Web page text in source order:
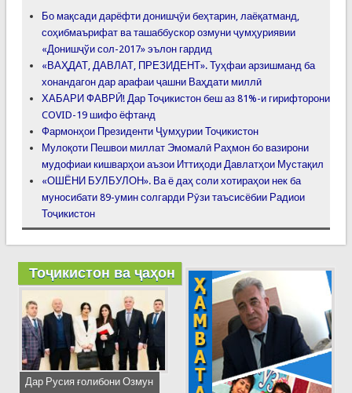
Бо мақсади дарёфти донишҷӯи беҳтарин, лаёқатманд,
соҳибмаърифат ва ташаббускор озмуни ҷумҳуриявии
«Донишҷўи сол-2017» эълон гардид
«ВАҲДАТ, ДАВЛАТ, ПРЕЗИДЕНТ». Туҳфаи арзишманд ба
хонандагон дар арафаи ҷашни Ваҳдати миллӣ
ХАБАРИ ФАВРӢ! Дар Тоҷикистон беш аз 81%-и гирифторони
COVID-19 шифо ёфтанд
Фармонҳои Президенти Ҷумҳурии Тоҷикистон
Мулоқоти Пешвои миллат Эмомалӣ Раҳмон бо вазирони
мудофиаи кишварҳои аъзои Иттиҳоди Давлатҳои Мустақил
«ОШЁНИ БУЛБУЛОН». Ва ё даҳ соли хотираҳои нек ба
муносибати 89-умин солгарди Рӯзи таъсисёбии Радиои
Тоҷикистон
Тоҷикистон ва ҷаҳон
Дар Русия ғолибони Озмун